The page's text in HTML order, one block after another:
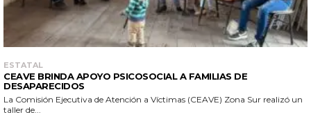
ESTATAL
CEAVE BRINDA APOYO PSICOSOCIAL A FAMILIAS DE
DESAPARECIDOS
La Comisión Ejecutiva de Atención a Víctimas (CEAVE) Zona Sur realizó un
taller de...